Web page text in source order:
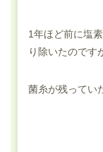
1年ほど前に塩
り除いたのです
菌糸が残ってい